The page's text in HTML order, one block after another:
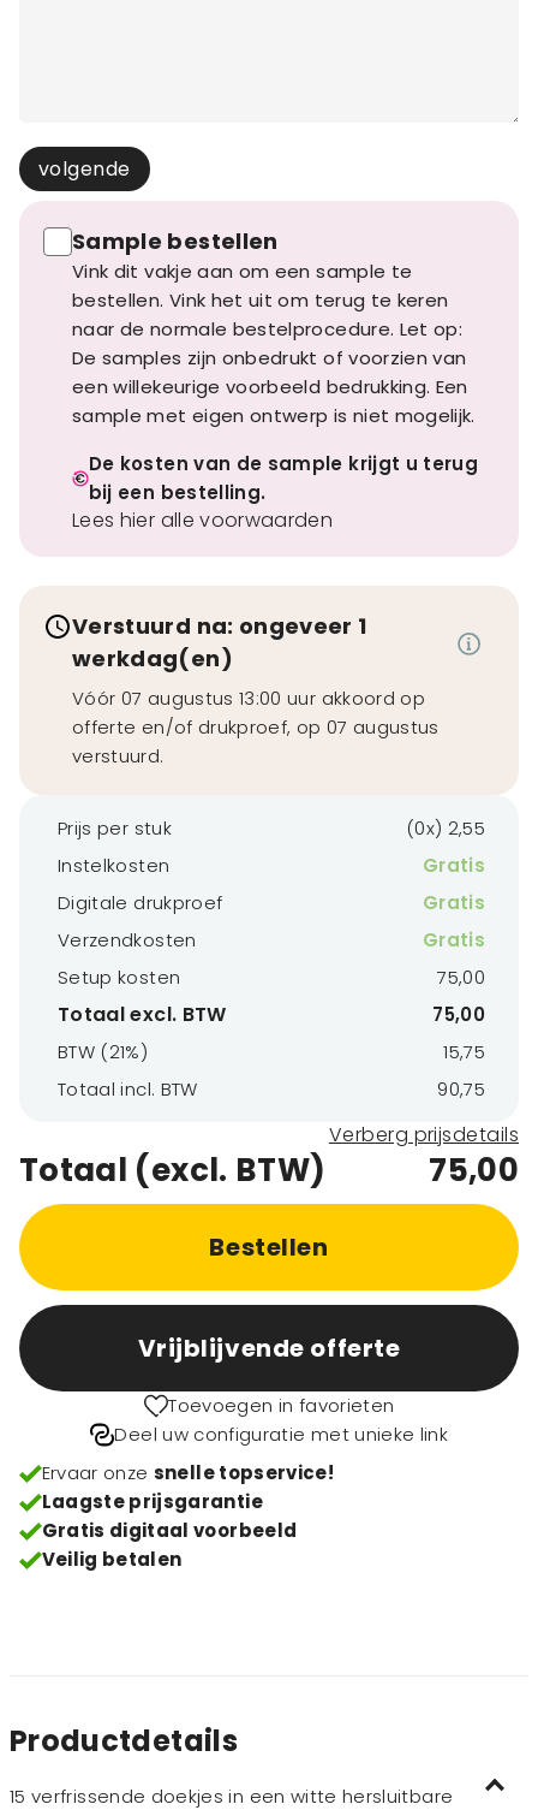
volgende
Sample bestellen
Vink dit vakje aan om een sample te
bestellen. Vink het uit om terug te keren
naar de normale bestelprocedure. Let op:
De samples zijn onbedrukt of voorzien van
een willekeurige voorbeeld bedrukking. Een
sample met eigen ontwerp is niet mogelijk.
De kosten van de sample krijgt u terug
bij een bestelling.
Lees hier alle voorwaarden
Verstuurd na: ongeveer 1
werkdag(en)
Vóór 07 augustus 13:00 uur akkoord op
offerte en/of drukproef, op 07 augustus
verstuurd.
Prijs per stuk
(0x) 2,55
Instelkosten
Gratis
Digitale drukproef
Gratis
Verzendkosten
Gratis
Setup kosten
75,00
Totaal excl. BTW
75,00
BTW (21%)
15,75
Totaal incl. BTW
90,75
Verberg prijsdetails
Totaal (excl. BTW) 75,00
Bestellen
Vrijblijvende offerte
Toevoegen in favorieten
Deel uw configuratie met unieke link
Ervaar onze snelle topservice!
Laagste prijsgarantie
Gratis digitaal voorbeeld
Veilig betalen
Productdetails
15 verfrissende doekjes in een witte hersluitbare